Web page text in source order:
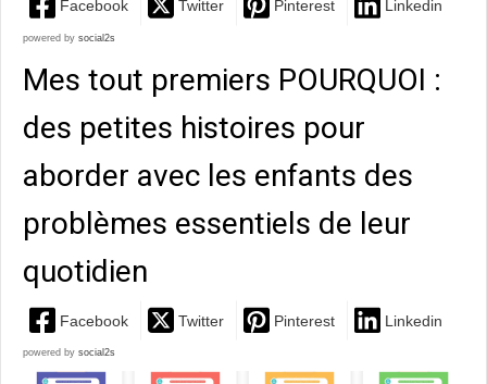
Facebook Twitter Pinterest Linkedin
powered by social2s
Mes tout premiers POURQUOI :
des petites histoires pour
aborder avec les enfants des
problèmes essentiels de leur
quotidien
Facebook Twitter Pinterest Linkedin
powered by social2s